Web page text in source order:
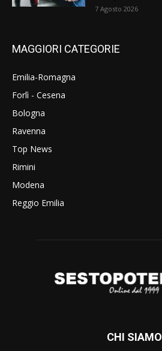
7 Agosto 2026
MAGGIORI CATEGORIE
Emilia-Romagna
Forlì - Cesena
Bologna
Ravenna
Top News
Rimini
Modena
Reggio Emilia
CHI SIAMO